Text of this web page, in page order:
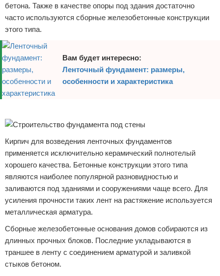
бетона. Также в качестве опоры под здания достаточно
часто используются сборные железобетонные конструкции
этого типа.
Вам будет интересно:
Ленточный фундамент: размеры,
особенности и характеристика
Кирпич для возведения ленточных фундаментов
применяется исключительно керамический полнотелый
хорошего качества. Бетонные конструкции этого типа
являются наиболее популярной разновидностью и
заливаются под зданиями и сооружениями чаще всего. Для
усиления прочности таких лент на растяжение используется
металлическая арматура.
Сборные железобетонные основания домов собираются из
длинных прочных блоков. Последние укладываются в
траншее в ленту с соединением арматурой и заливкой
стыков бетоном.